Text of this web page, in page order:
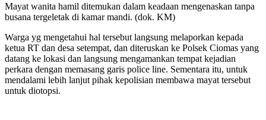
Mayat wanita hamil ditemukan dalam keadaan mengenaskan tanpa
busana tergeletak di kamar mandi. (dok. KM)
Warga yg mengetahui hal tersebut langsung melaporkan kepada
ketua RT dan desa setempat, dan diteruskan ke Polsek Ciomas yang
datang ke lokasi dan langsung mengamankan tempat kejadian
perkara dengan memasang garis police line. Sementara itu, untuk
mendalami lebih lanjut pihak kepolisian membawa mayat tersebut
untuk diotopsi.